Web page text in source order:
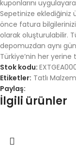
kuponlarını
Sepetinize eklediğiniz
önce fatura
olarak oluşturulabilir.
depomuzdan aynı
Türkiye’nin her
Stok kodu:
Etiketler: Tatlı
Paylaş:
İlgili ürünler